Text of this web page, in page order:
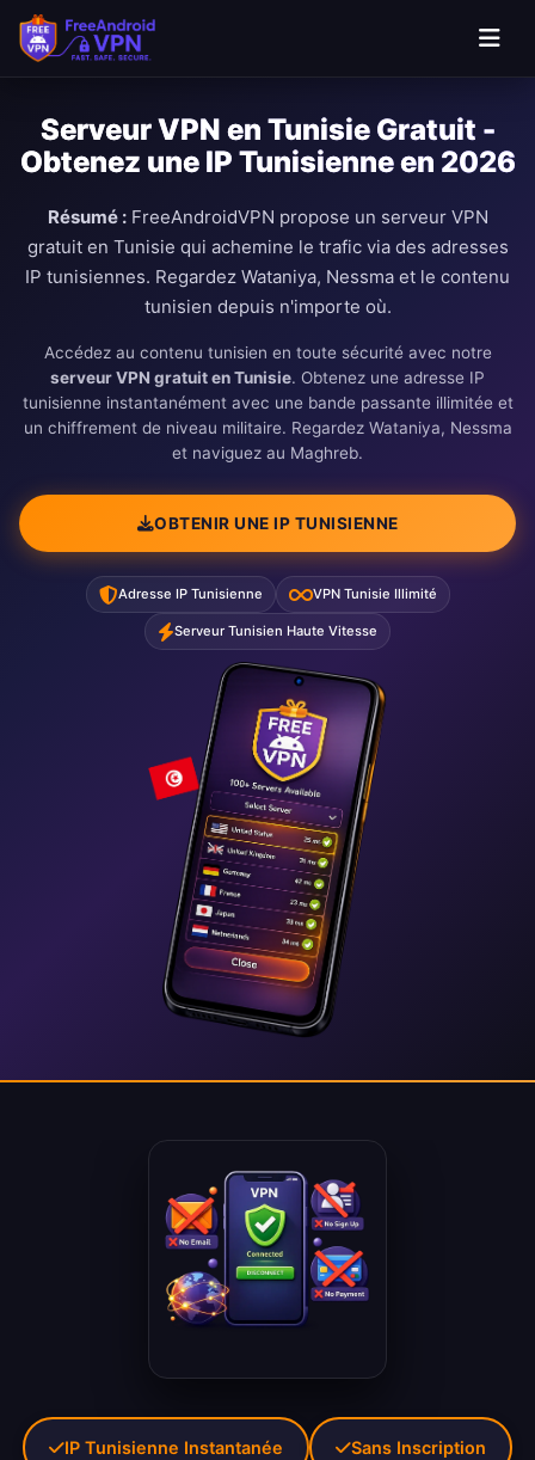
Passer au contenu principal
Serveur VPN en Tunisie Gratuit -
Obtenez une IP Tunisienne en 2026
Résumé :FreeAndroidVPN propose un serveur VPN
gratuit en Tunisie qui achemine le trafic via des adresses
IP tunisiennes. Regardez Wataniya, Nessma et le contenu
tunisien depuis n'importe où.
Accédez au contenu tunisien en toute sécurité avec notre
serveur VPN gratuit en Tunisie. Obtenez une adresse IP
tunisienne instantanément avec une bande passante illimitée et
un chiffrement de niveau militaire. Regardez Wataniya, Nessma
et naviguez au Maghreb.
OBTENIR UNE IP TUNISIENNE
Adresse IP Tunisienne VPN Tunisie Illimité
Serveur Tunisien Haute Vitesse
IP Tunisienne Instantanée Sans Inscription